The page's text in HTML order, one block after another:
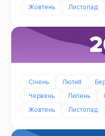
Жовтень
Листопад
Січень Лютий
Червень
Липень
Жовтень
Листопад